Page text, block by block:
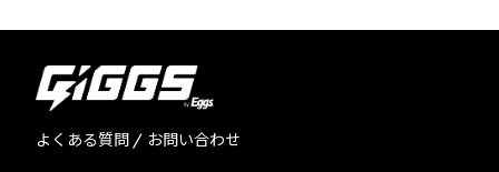
よくある質問 / お問い合わせ